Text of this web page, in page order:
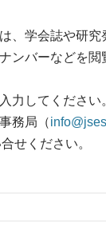
、学会誌や研究
ンバーなどを閲
力してください
務局（
せください。